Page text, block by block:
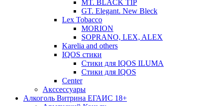
MT. BLACK TIP
GT. Elegant. New Bleck
Lex Tobacco
MORION
SOPRANO, LEX, ALEX
Karelia and others
IQOS стики
Стики для IQOS ILUMA
Стики для IQOS
Сenter
Акссессуары
Алкоголь Витрина ЕГАИС 18+